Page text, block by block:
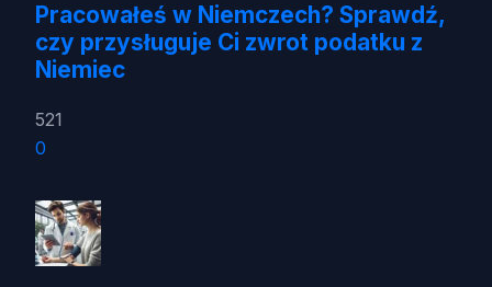
Pracowałeś w Niemczech? Sprawdź,
czy przysługuje Ci zwrot podatku z
Niemiec
521
0